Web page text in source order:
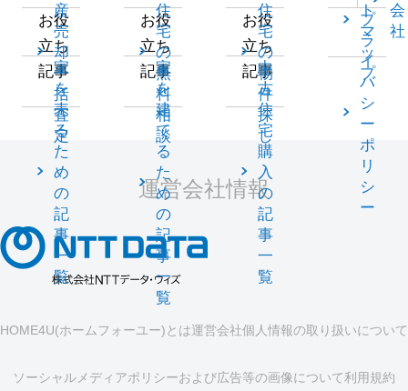
産
売
却
一
括
査
定
お役
立ち
記事
家
を
売
る
た
め
の
記
事
一
覧
住
宅
の
無
料
相
談
お役
立ち
記事
家
を
建
て
る
た
め
の
記
事
一
覧
住
宅
の
物
件
探
し
お役
立ち
記事
中
古
住
宅
購
入
の
記
事
一
覧
ト
マ
ッ
プ
会
社
プ
ラ
イ
バ
シ
ー
ポ
リ
シ
ー
運営会社情報
HOME4U(ホームフォーユー)とは運営会社個人情報の取り扱いについて
ソーシャルメディアポリシーおよび広告等の画像について利用規約